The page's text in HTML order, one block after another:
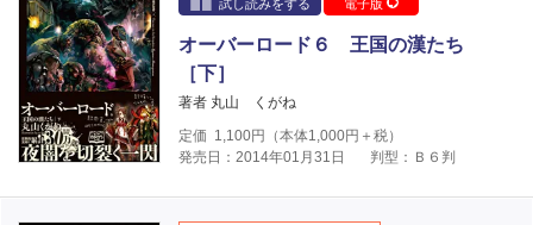
試し読みをする 電子版
オーバーロード６ 王国の漢たち
［下］
著者 丸山 くがね
定価 1,100円（本体1,000円＋税）
発売日：2014年01月31日
判型：Ｂ６判